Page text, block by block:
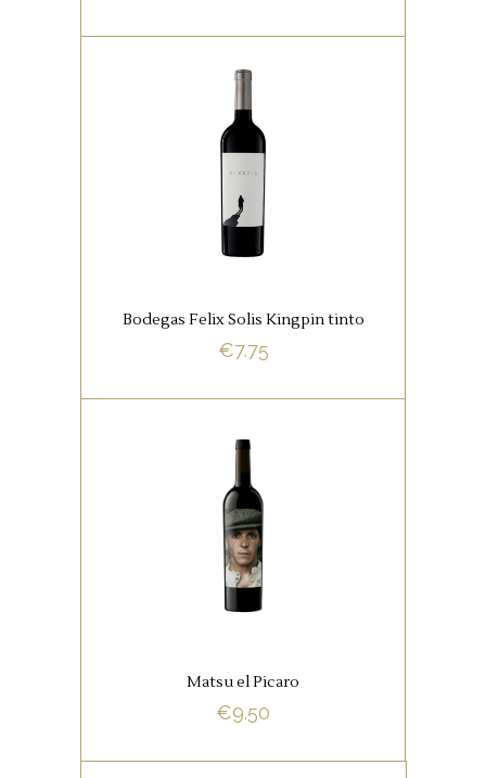
RODE WIJNEN
FAVORIETEN
Kingpin Tempranillo, een
heerlijk glas wijn en voor veel
gelegenheden perfect
BUY NOW
Bodegas Felix Solis Kingpin tinto
€7.75
RODE WIJNEN
FAVORIETEN
De jonge “El Picaro” ziet er niet
alleen ‘cool’ uit maar smaakt
ook bijzonder goed.
BUY NOW
Matsu el Picaro
€9.50